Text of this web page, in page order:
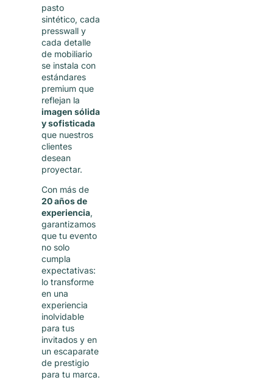
pasto
sintético, cada
presswall y
cada detalle
de mobiliario
se instala con
estándares
premium que
reflejan la
imagen sólida
y sofisticada
que nuestros
clientes
desean
proyectar.
Con más de
20 años de
experiencia,
garantizamos
que tu evento
no solo
cumpla
expectativas:
lo transforme
en una
experiencia
inolvidable
para tus
invitados y en
un escaparate
de prestigio
para tu marca.